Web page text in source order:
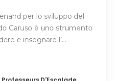
per lo sviluppo del
Caruso è uno strumento
e insegnare l’…